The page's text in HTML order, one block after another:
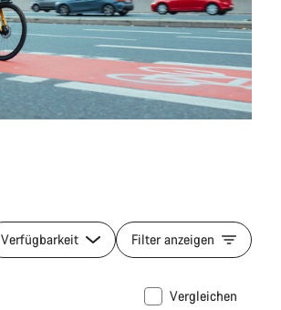
Verfügbarkeit Filter anzeigen
Vergleichen